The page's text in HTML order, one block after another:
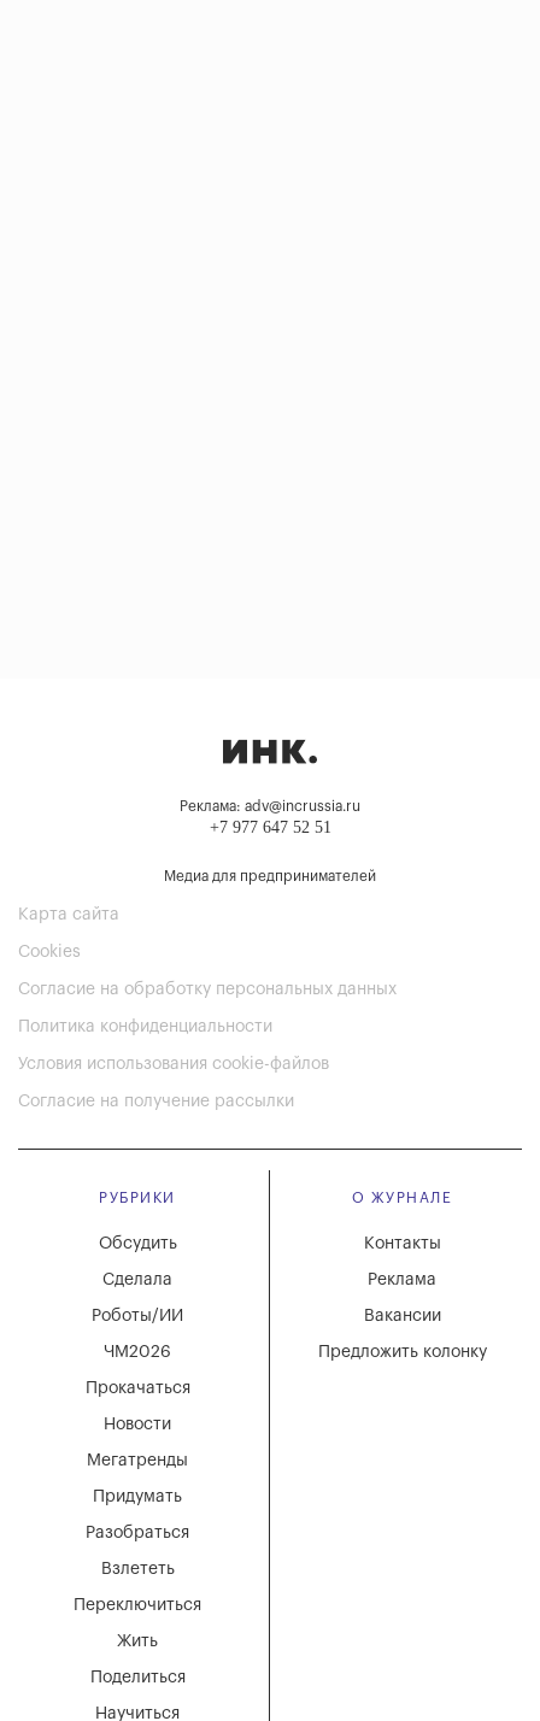
Реклама: adv@incrussia.ru
+7 977 647 52 51
Медиа для предпринимателей
Карта сайта
Cookies
Согласие на обработку персональных данных
Политика конфиденциальности
Условия использования cookie-файлов
Согласие на получение рассылки
РУБРИКИ
Мегатренды
Придумать
Разобраться
Взлететь
Новости
Переключиться
Жить
Поделиться
Научиться
Обсудить
Сделала
Роботы/ИИ
ЧМ2026
Прокачаться
О ЖУРНАЛЕ
Вакансии
Реклама
Контакты
Предложить колонку